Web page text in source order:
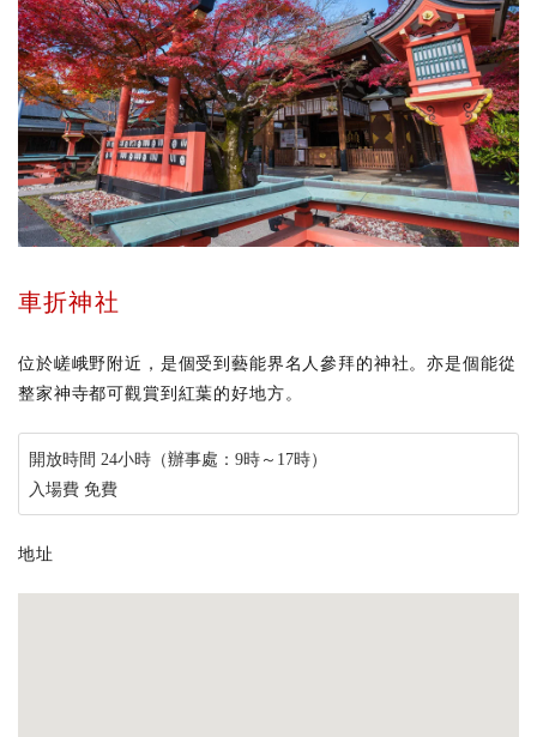
車折神社
位於嵯峨野附近，是個受到藝能界名人參拜的神社。亦是個能從
整家神寺都可觀賞到紅葉的好地方。
開放時間 24小時（辦事處：9時～17時）
入場費 免費
地址